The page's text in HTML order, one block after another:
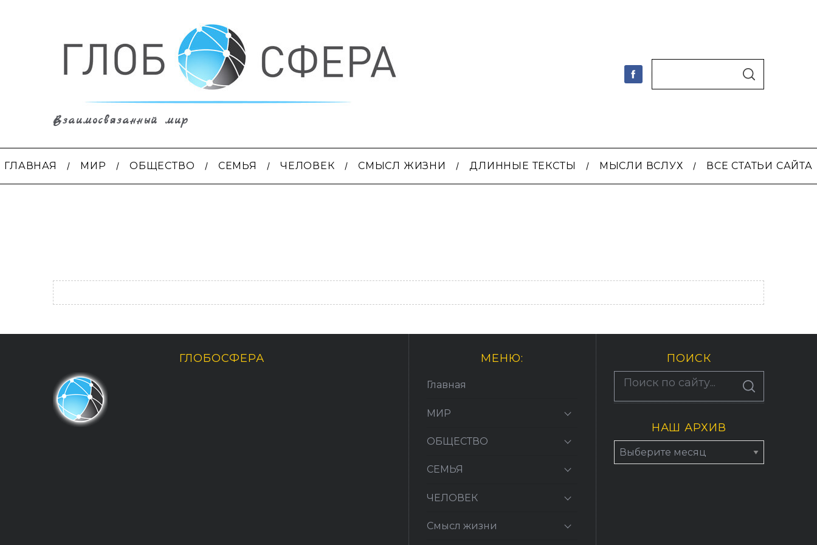
Взаимосвязанный мир
S
ГЛАВНАЯ МИР ОБЩЕСТВО СЕМЬЯ ЧЕЛОВЕК СМЫСЛ ЖИЗНИ ДЛИННЫЕ ТЕКСТЫ МЫСЛИ ВСЛУХ ВСЕ СТАТЬИ САЙТА
ГЛОБОСФЕРА МЕНЮ:
Главная
МИР
ОБЩЕСТВО
СЕМЬЯ
ЧЕЛОВЕК
Смысл жизни
ПОИСК
S
A
По авторам
НАШ АРХИВ
По авторам